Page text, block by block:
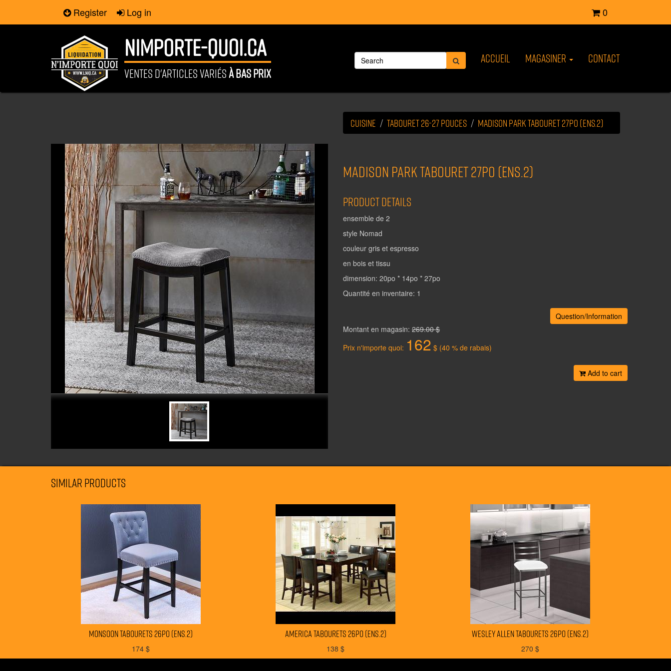
0
Register Log in
NIMPORTE-QUOI.CA
VENTES D'ARTICLES VARIÉSÀ BAS PRIX
Accueil Magasiner Contact
Cuisine Tabouret 26-27 pouces MADISON PARK tabouret 27po (ens.2)
MADISON PARK tabouret 27po (ens.2)
Product Details
ensemble de 2
style Nomad
couleur gris et espresso
en bois et tissu
dimension: 20po * 14po * 27po
Quantité en inventaire: 1
Question/Information
Montant en magasin: 269.00 $
Prix n'importe quoi: 162 $ (40 % de rabais)
Add to cart
Similar products
MONSOON tabourets 26po (ens.2)
174 $
AMERICA tabourets 26po (ens.2)
138 $
WESLEY ALLEN tabourets 26po (ens.2)
270 $